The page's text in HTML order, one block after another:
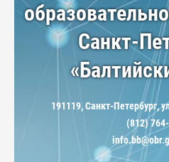
Санкт-
191119, Санкт-Петербург,
(812)